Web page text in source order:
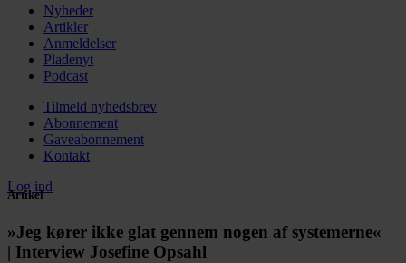
Nyheder
Artikler
Anmeldelser
Pladenyt
Podcast
Tilmeld nyhedsbrev
Abonnement
Gaveabonnement
Kontakt
Log ind
Artikel
»Jeg kører ikke glat gennem nogen af systemerne«
| Interview Josefine Opsahl